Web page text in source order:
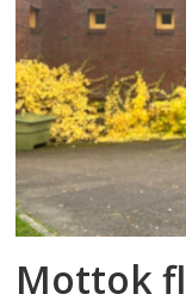
Mottok